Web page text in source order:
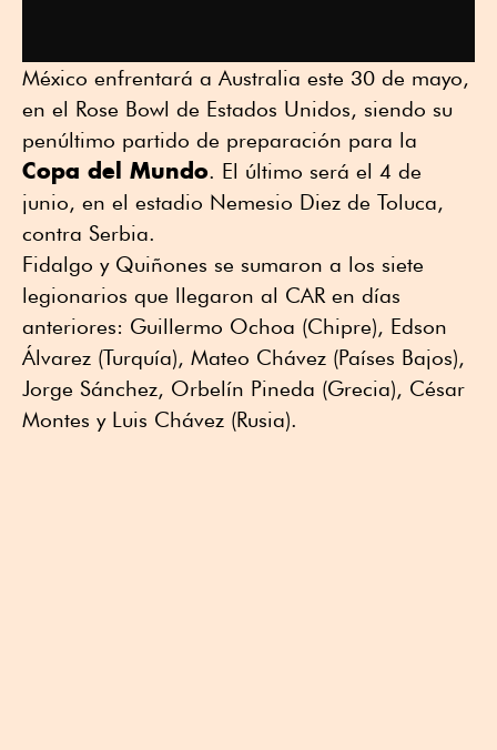
México enfrentará a Australia este 30 de mayo,
en el Rose Bowl de Estados Unidos, siendo su
penúltimo partido de preparación para la
Copa del Mundo. El último será el 4 de
junio, en el estadio Nemesio Diez de Toluca,
contra Serbia.
Fidalgo y Quiñones se sumaron a los siete
legionarios que llegaron al CAR en días
anteriores: Guillermo Ochoa (Chipre), Edson
Álvarez (Turquía), Mateo Chávez (Países Bajos),
Jorge Sánchez, Orbelín Pineda (Grecia), César
Montes y Luis Chávez (Rusia).